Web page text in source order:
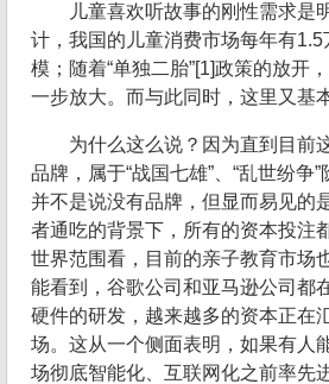
儿童喜欢听故事的刚性需求是
计，我国的儿童消费市场每年有
模；随着“单独二胎”[1]政策的放开
一步放大。而与此同时，这里又基
为什么这么说？因为直到目前
品牌，属于“战国七雄”、“乱世纷争
并不是说没有品牌，但显而易见的
者通吃的背景下，所有的资本投注
世界范围看，目前的亲子教育市场
能看到，谷歌公司和亚马逊公司都
硬件的研发，越来越多的资本正在
场。这从一个侧面表明，如果有人
场彻底智能化、互联网化之前率先